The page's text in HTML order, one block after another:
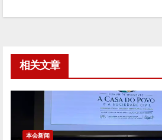
导
相关文章
本会新闻